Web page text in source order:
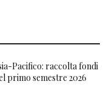
Pacifico: raccolta fondi
primo semestre 2026